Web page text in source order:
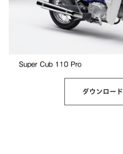
ダウンロード